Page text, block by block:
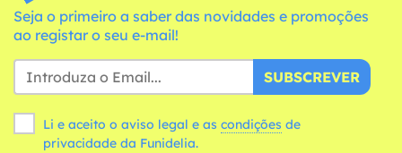
Seja o primeiro a saber das novidades e promoções
ao registar o seu e-mail!
SUBSCREVER
Li e aceito o aviso legal e as condições
privacidade da Funidelia.